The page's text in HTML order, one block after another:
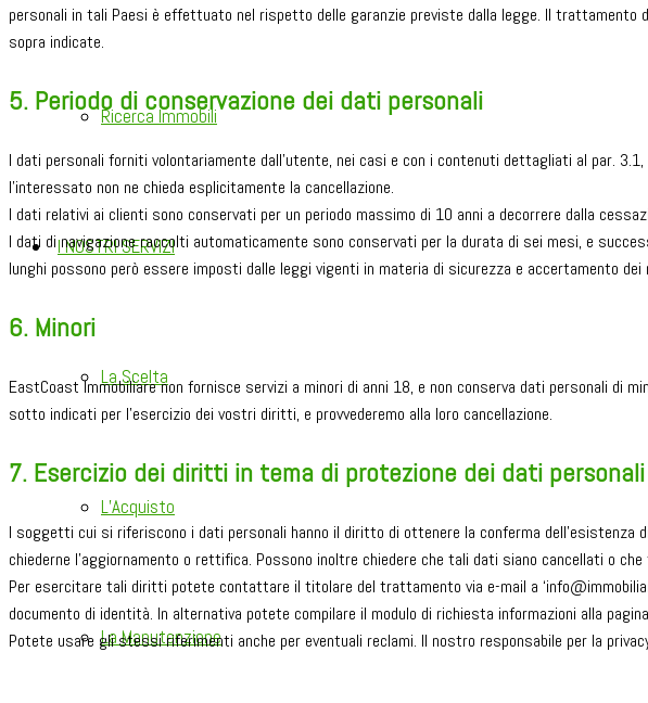
Ricerca Immobili
I NOSTRI SERVIZI
La Scelta
L’Acquisto
La Manutenzione
personali in tali Paesi è effettuato nel rispetto delle garanzie previste dalla legge. Il
sopra indicate.
5. Periodo di conservazione dei dati personali
I dati personali forniti volontariamente dall’utente, nei casi e con i contenuti dettagliati al par.
l’interessato non ne chieda esplicitamente la cancellazione.
I dati relativi ai clienti sono conservati per un periodo massimo di 10 anni a decorrere dalla
I dati di navigazione raccolti automaticamente sono conservati per la durata di sei mesi, e
lunghi possono però essere imposti dalle leggi vigenti in materia di sicurezza e accertamento dei
6. Minori
EastCoast Immobiliare non fornisce servizi a minori di anni 18, e non conserva dati personali
sotto indicati per l’esercizio dei vostri diritti, e provvederemo alla loro cancellazione.
7. Esercizio dei diritti in tema di protezione dei dati personali
I soggetti cui si riferiscono i dati personali hanno il diritto di ottenere la conferma
chiederne l’aggiornamento o rettifica. Possono inoltre chiedere che tali dati siano cancellati o
Per esercitare tali diritti potete contattare il titolare del trattamento via e-mail a
documento di identità. In alternativa potete compilare il modulo di richiesta informazioni alla pagina
Potete usare gli stessi riferimenti anche per eventuali reclami. Il nostro responsabile per la